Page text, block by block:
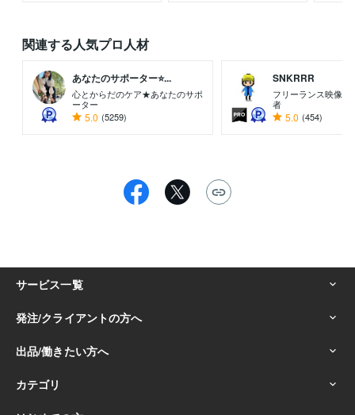
関連する人気プロ人材
あなたのサポーター⭐...
心とからだのケア★あなたのサポ
ーター
5.0 (5259)
SNKRRR
フリーランス映像制
者
5.0 (454)